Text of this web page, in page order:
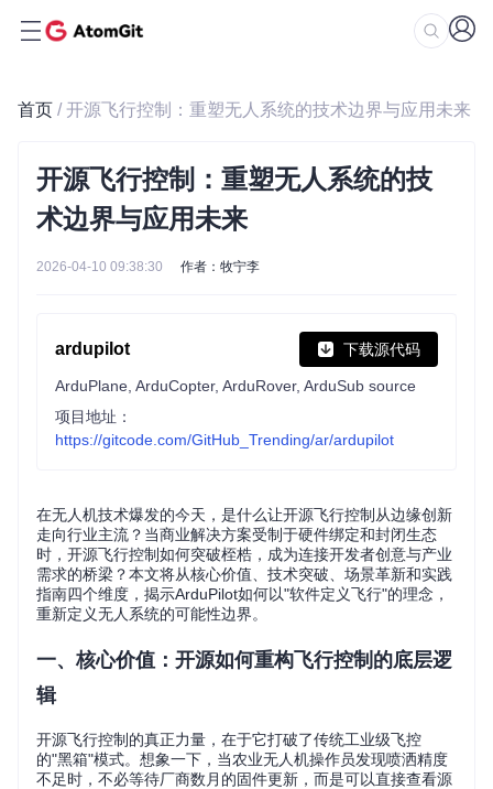
首页 / 开源飞行控制：重塑无人系统的技术边界与应用未来
开源飞行控制：重塑无人系统的技
术边界与应用未来
2026-04-10 09:38:30 作者：牧宁李
ardupilot 下载源代码
ArduPlane, ArduCopter, ArduRover, ArduSub source
项目地址：
https://gitcode.com/GitHub_Trending/ar/ardupilot
在无人机技术爆发的今天，是什么让开源飞行控制从边缘创新
走向行业主流？当商业解决方案受制于硬件绑定和封闭生态
时，开源飞行控制如何突破桎梏，成为连接开发者创意与产业
需求的桥梁？本文将从核心价值、技术突破、场景革新和实践
指南四个维度，揭示ArduPilot如何以"软件定义飞行"的理念，
重新定义无人系统的可能性边界。
一、核心价值：开源如何重构飞行控制的底层逻
辑
开源飞行控制的真正力量，在于它打破了传统工业级飞控
的"黑箱"模式。想象一下，当农业无人机操作员发现喷洒精度
不足时，不必等待厂商数月的固件更新，而是可以直接查看源